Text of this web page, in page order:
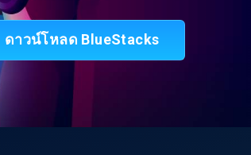
ดาวน์โหลด BlueStacks